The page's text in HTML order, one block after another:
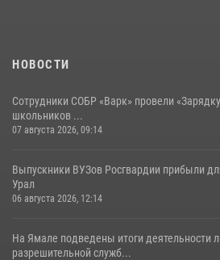
НОВОСТИ
Сотрудники СОБР «Варк» провели
школьников ...
07 августа 2026, 09:14
Выпускники ВУЗов Росгвардии прибыли
Урал
06 августа 2026, 12:14
На Ямале подведены итоги деятельности
разрешительной служб...